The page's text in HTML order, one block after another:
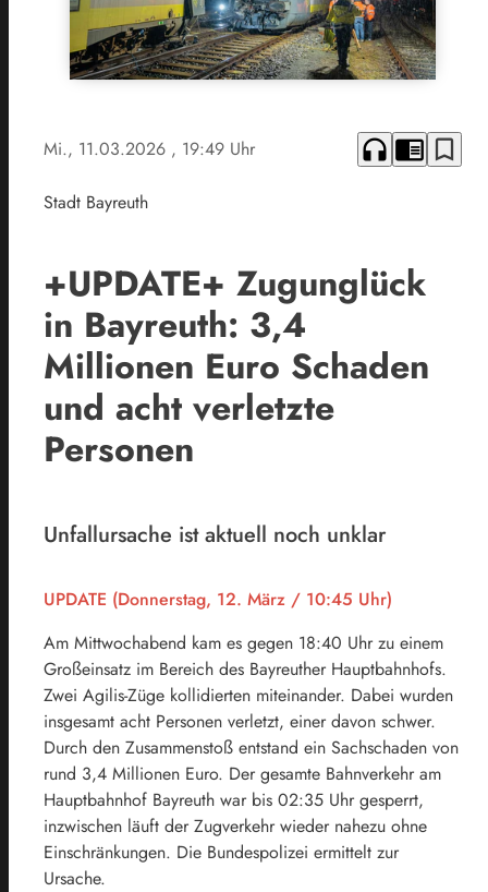
Mi., 11.03.2026 , 19:49 Uhr headphones chrome_reader_mode bookmark_border
Stadt Bayreuth
+UPDATE+ Zugunglück
in Bayreuth: 3,4
Millionen Euro Schaden
und acht verletzte
Personen
Unfallursache ist aktuell noch unklar
UPDATE (Donnerstag, 12. März / 10:45 Uhr)
Am Mittwochabend kam es gegen 18:40 Uhr zu einem
Großeinsatz im Bereich des Bayreuther Hauptbahnhofs.
Zwei Agilis-Züge kollidierten miteinander. Dabei wurden
insgesamt acht Personen verletzt, einer davon schwer.
Durch den Zusammenstoß entstand ein Sachschaden von
rund 3,4 Millionen Euro. Der gesamte Bahnverkehr am
Hauptbahnhof Bayreuth war bis 02:35 Uhr gesperrt,
inzwischen läuft der Zugverkehr wieder nahezu ohne
Einschränkungen. Die Bundespolizei ermittelt zur
Ursache.